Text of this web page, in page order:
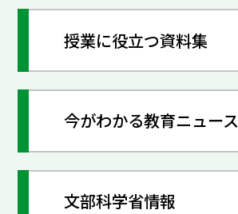
授業に役立つ資料集
今がわかる教育ニュース
文部科学省情報